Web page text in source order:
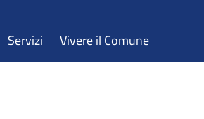
Servizi Vivere il Comune